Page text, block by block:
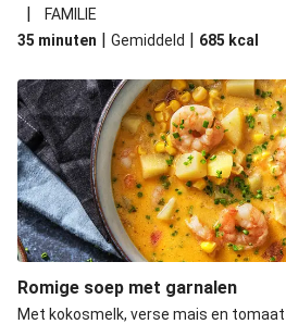
|
FAMILIE
35 minuten | Gemiddeld | 685 kcal
Romige soep met garnalen
Met kokosmelk, verse mais en tomaat